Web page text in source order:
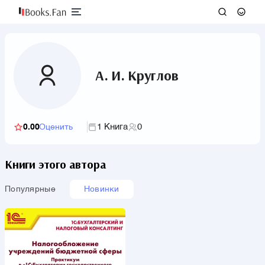
А. И. Круглов
0.00Оценить 1 Книга 0
Книги этого автора
Популярные Новинки